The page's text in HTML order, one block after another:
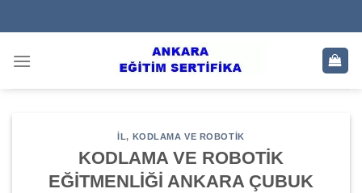
to
IL, KODLAMA VE ROBOTIK
KODLAMA VE ROBOTİK
EĞİTMENLİĞİ ANKARA ÇUBUK